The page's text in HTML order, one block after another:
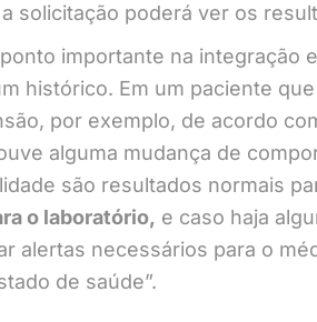
solicitação poderá ver os
importante na integração
histórico. Em um paciente
por exemplo, de acordo
alguma mudança de
são resultados normais
o laboratório, e caso haja
alertas necessários para o
de saúde”.